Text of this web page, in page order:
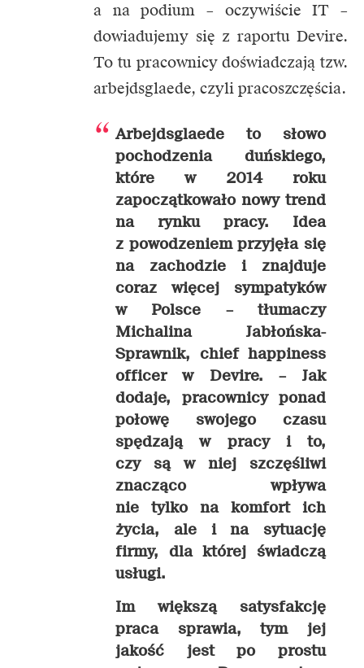
a na podium – oczywiście IT –
dowiadujemy się z raportu Devire.
To tu pracownicy doświadczają tzw.
arbejdsglaede, czyli pracoszczęścia.
Arbejdsglaede to słowo
pochodzenia duńskiego,
które w 2014 roku
zapoczątkowało nowy trend
na rynku pracy. Idea
z powodzeniem przyjęła się
na zachodzie i znajduje
coraz więcej sympatyków
w Polsce – tłumaczy
Michalina Jabłońska-
Sprawnik, chief happiness
officer w Devire. – Jak
dodaje, pracownicy ponad
połowę swojego czasu
spędzają w pracy i to,
czy są w niej szczęśliwi
znacząco wpływa
nie tylko na komfort ich
życia, ale i na sytuację
firmy, dla której świadczą
usługi.
Im większą satysfakcję
praca sprawia, tym jej
jakość jest po prostu